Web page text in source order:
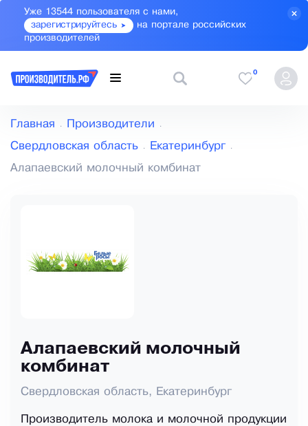
Уже 13544 пользователя с нами,
зарегистрируйтесь
на портале российских
производителей
0
Главная Производители
Свердловская область Екатеринбург
Алапаевский молочный комбинат
Алапаевский молочный
комбинат
Свердловская область, Екатеринбург
Производитель молока и молочной продукции